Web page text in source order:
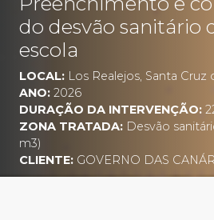
do desvão sanitário
escola
LOCAL: Los Realejos, Santa Cruz
ANO: 2026
DURAÇÃO DA INTERVENÇÃO:
ZONA TRATADA: Desvão
m3)
CLIENTE: GOVERNO DAS